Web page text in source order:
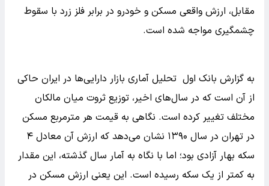
مقابل، ارزش واقعی مسکن و خودرو در برابر فلز زرد با سقوط
چشمگیری مواجه شده است.
به گزارش بانک اول تحلیل آماری بازار دارایی‌ها در ایران حاکی
از آن است که در سال‌های اخیر، توزیع ثروت میان مالکان
مختلف تغییر کرده است. نگاهی به قیمت هر مترمربع مسکن
در تهران در سال ۱۳۹۰ نشان می‌دهد که ارزش آن معادل ۴
سکه بهار آزادی بود؛ اما با نگاه به آمار سال گذشته، این مقدار
به کمتر از یک سکه رسیده است. این یعنی ارزش مسکن در